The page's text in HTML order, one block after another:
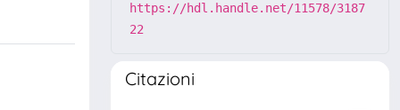
https://hdl.handle.net/11578/3187
22
Citazioni